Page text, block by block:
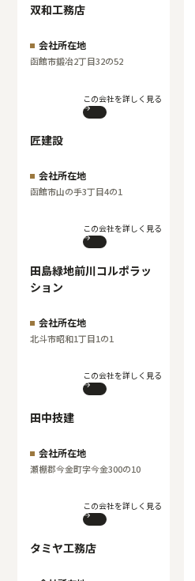
双和工務店
会社所在地
函館市鍛冶2丁目32の52
この会社を詳しく見る
匠建設
会社所在地
函館市山の手3丁目4の1
この会社を詳しく見る
田島緑地前川コルポラッ
ション
会社所在地
北斗市昭和1丁目1の1
この会社を詳しく見る
田中技建
会社所在地
瀬棚郡今金町字今金300の10
この会社を詳しく見る
タミヤ工務店